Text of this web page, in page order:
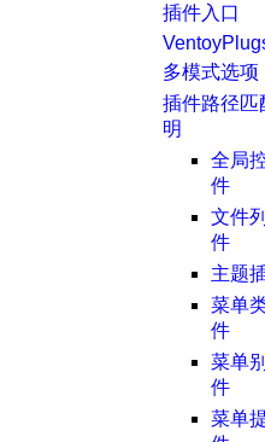
插件入口
多模式选项
插件路径匹
明
全局
件
文件
件
主题
菜单
件
菜单
件
菜单